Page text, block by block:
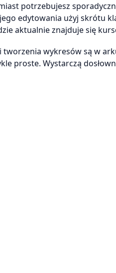
potrzebujesz
edytowania użyj skrótu
aktualnie znajduje się
tworzenia wykresów są w
proste. Wystarczą